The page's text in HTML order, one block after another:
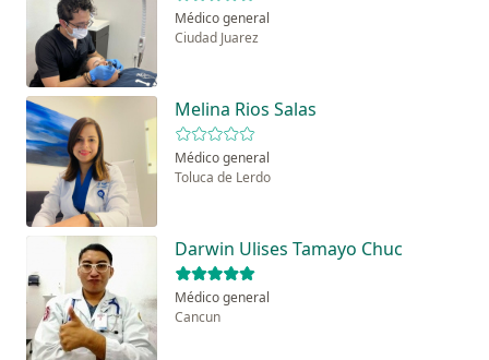
Médico general
Ciudad Juarez
Melina Rios Salas
Médico general
Toluca de Lerdo
Darwin Ulises Tamayo Chuc
Médico general
Cancun